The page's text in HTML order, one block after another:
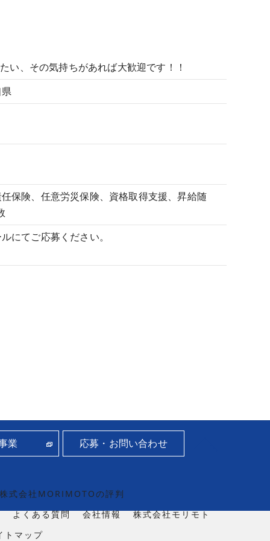
い、その気持ちがあれば大歓迎です！！
保険、任意労災保険、 資格取得支援、昇給随
にてご応募ください。
業 応募・お問い合わせ
式会社MORIMOTOの評判
よくある質問 会社情報
株式会社モリモト
トマップ